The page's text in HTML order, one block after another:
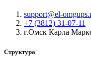
support@el-
+7 (3812) 31-07-11
г.Омск Карла
Структура